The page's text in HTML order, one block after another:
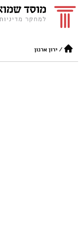
/ירון ארנון